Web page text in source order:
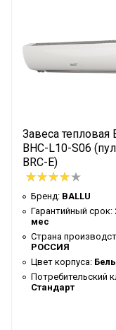
Уровень шума на
5м
Ступени
Нагрев воздуха
Количество
Режим "без
Защита от
Завеса тепловая
BHC-L10-S06
BRC-E)
Бренд: BALLU
Гарантийный срок:
мес
Страна
РОССИЯ
Цвет корпуса:
Потребительский
Стандарт